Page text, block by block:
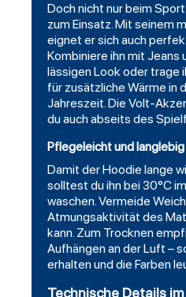
Doch nicht nur beim
zum Einsatz. Mit seinem
eignet er sich auch
Kombiniere ihn mit Jeans
lässigen Look oder trage
für zusätzliche Wärme in
Jahreszeit. Die Volt-
du auch abseits des
Pflegeleicht und langlebig
Damit der Hoodie lange
solltest du ihn bei 30°C
waschen. Vermeide
Atmungsaktivität des
kann. Zum Trocknen
Aufhängen an der Luft –
erhalten und die Farben
Technische Details